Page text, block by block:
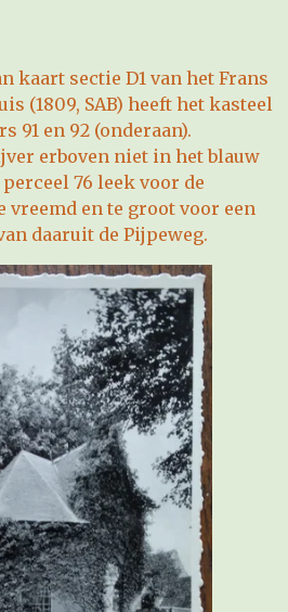
kaart sectie D1 van het Frans
(1809, SAB) heeft het kasteel
91 en 92 (onderaan).
erboven niet in het blauw
76 leek voor de
en te groot voor een
daaruit de Pijpeweg.